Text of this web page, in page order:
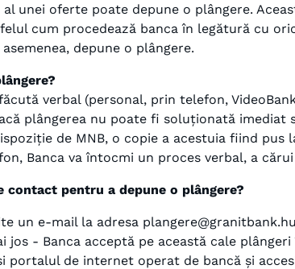
unei oferte poate depune o plângere.
cum procedează banca în legătură cu
depune o plângere.
verbal (personal, prin telefon,
plângerea nu poate fi soluționată
de MNB, o copie a acestuia fiind
Banca va întocmi un proces verbal, a
contact pentru a depune o plângere?
un e-mail la adresa
jos - Banca acceptă pe această cale
portalul de internet operat de bancă și